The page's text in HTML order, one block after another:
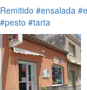
Remitido #ensalada
#pesto #tarta